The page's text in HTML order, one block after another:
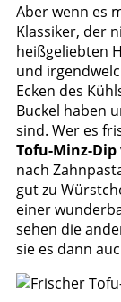
Aber wenn es
Klassiker, der
heißgeliebten
und
Ecken des
Buckel haben
sind. Wer es
Tofu-Minz-Dip
nach
gut zu
einer
sehen die
sie es dann